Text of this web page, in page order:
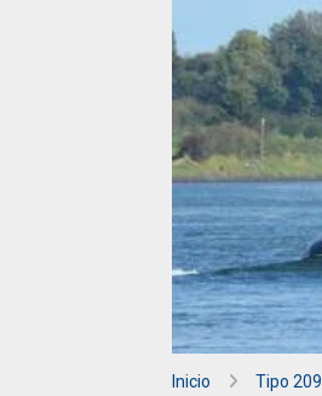
Inicio Tipo 209